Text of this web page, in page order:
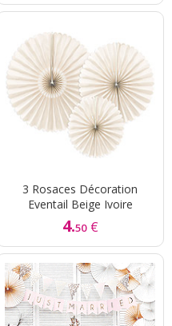
3 Rosaces Décoration
Eventail Beige Ivoire
4.50 €